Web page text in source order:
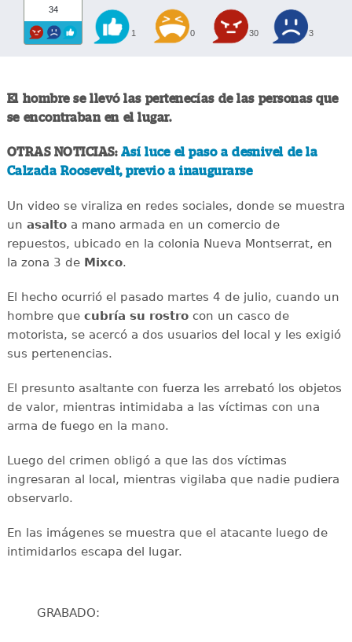
34
1 0 30 3
El hombre se llevó las pertenecías de las personas que
se encontraban en el lugar.
OTRAS NOTICIAS: Así luce el paso a desnivel de la
Calzada Roosevelt, previo a inaugurarse
Un video se viraliza en redes sociales, donde se muestra
un asaltoa mano armada en un comercio de
repuestos, ubicado en la colonia Nueva Montserrat, en
la zona 3 de Mixco.
El hecho ocurrió el pasado martes 4 de julio, cuando un
hombre que cubría su rostrocon un casco de
motorista, se acercó a dos usuarios del local y les exigió
sus pertenencias.
El presunto asaltante con fuerza les arrebató los objetos
de valor, mientras intimidaba a las víctimas con una
arma de fuego en la mano.
Luego del crimen obligó a que las dos víctimas
ingresaran al local, mientras vigilaba que nadie pudiera
observarlo.
En las imágenes se muestra que el atacante luego de
intimidarlos escapa del lugar.
GRABADO: